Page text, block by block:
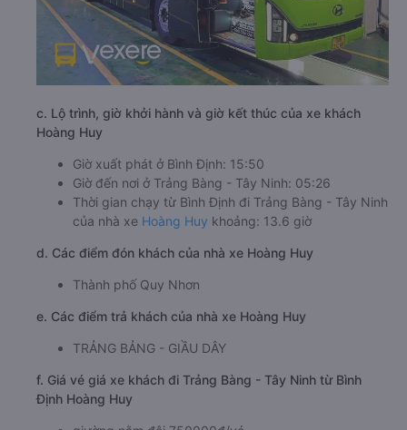
c. Lộ trình, giờ khởi hành và giờ kết thúc của xe khách
Hoàng Huy
Giờ xuất phát ở Bình Định: 15:50
Giờ đến nơi ở Trảng Bàng - Tây Ninh: 05:26
Thời gian chạy từ Bình Định đi Trảng Bàng - Tây Ninh
của nhà xe Hoàng Huy khoảng: 13.6 giờ
d. Các điểm đón khách của nhà xe Hoàng Huy
Thành phố Quy Nhơn
e. Các điểm trả khách của nhà xe Hoàng Huy
TRẢNG BẢNG - GIẦU DÂY
f. Giá vé giá xe khách đi Trảng Bàng - Tây Ninh từ Bình
Định Hoàng Huy